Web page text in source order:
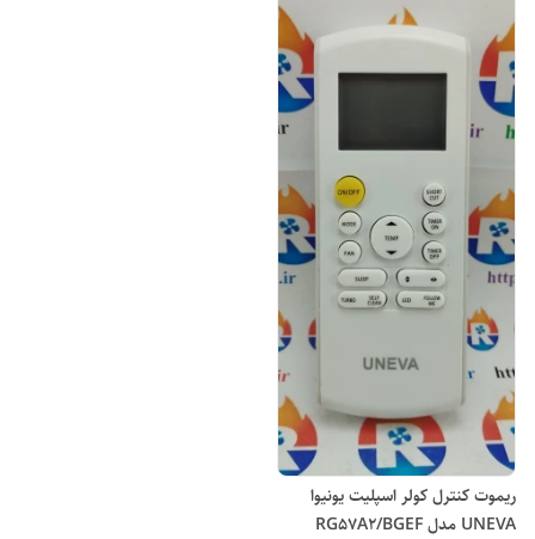
ریموت کنترل کولر اسپلیت یونیوا
UNEVA مدل RG57A2/BGEF